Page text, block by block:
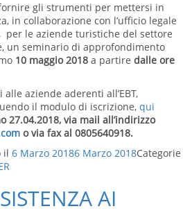
gli strumenti per mettersi in
in collaborazione con l’ufficio legale
per le aziende turistiche del settore
un seminario di approfondimento
10 maggio 2018 a partire dalle ore
aziende aderenti all’EBT,
il modulo di iscrizione, qui
27.04.2018, via mail all’indirizzo
o via fax al 0805640918.
il 6 Marzo 20186 Marzo 2018Categorie
AI